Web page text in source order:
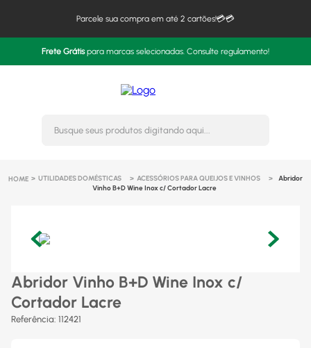
Parcele sua compra em até 2 cartões!💳💳
Frete Grátispara marcas selecionadas. Consulte regulamento!
Busque seus produtos
UTILIDADES DOMÉSTICAS ACESSÓRIOS PARA QUEIJOS E VINHOS
Abridor
Vinho B+D Wine Inox c/ Cortador Lacre
Abridor Vinho B+D Wine Inox c/
Cortador Lacre
Referência: 112421